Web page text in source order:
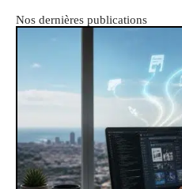
Nos dernières publications